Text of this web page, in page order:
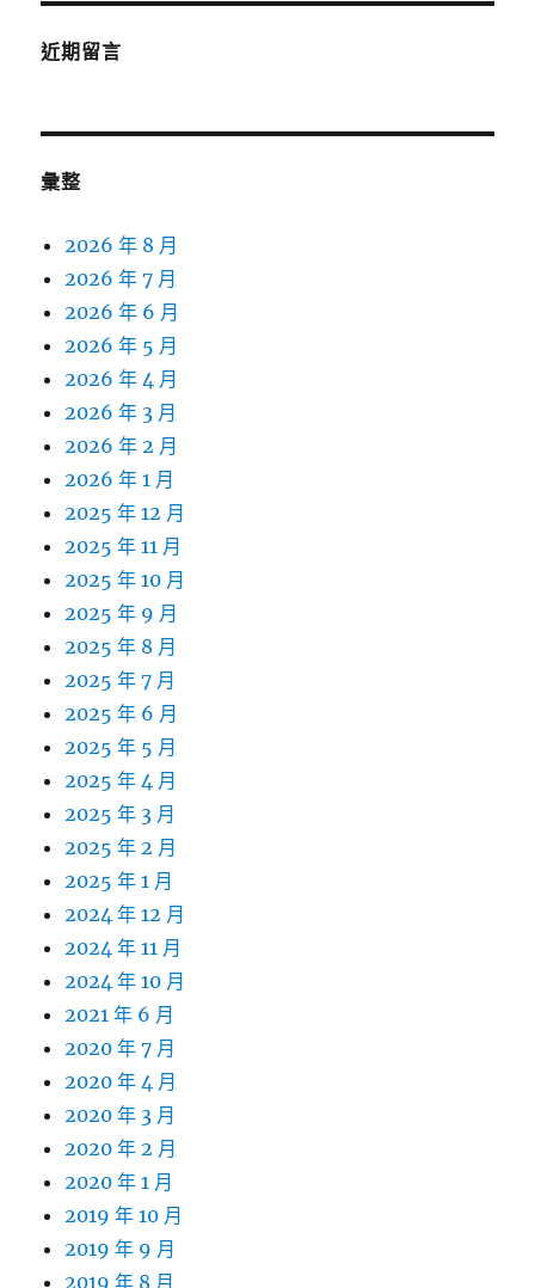
近期留言
彙整
2026 年 8 月
2026 年 7 月
2026 年 6 月
2026 年 5 月
2026 年 4 月
2026 年 3 月
2026 年 2 月
2026 年 1 月
2025 年 12 月
2025 年 11 月
2025 年 10 月
2025 年 9 月
2025 年 8 月
2025 年 7 月
2025 年 6 月
2025 年 5 月
2025 年 4 月
2025 年 3 月
2025 年 2 月
2025 年 1 月
2024 年 12 月
2024 年 11 月
2024 年 10 月
2021 年 6 月
2020 年 7 月
2020 年 4 月
2020 年 3 月
2020 年 2 月
2020 年 1 月
2019 年 10 月
2019 年 9 月
2019 年 8 月